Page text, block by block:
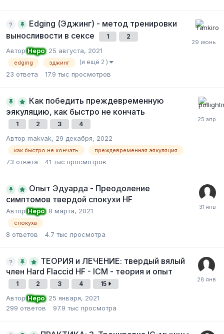
Edging (Эджинг) - метод тренировки
выносливости в сексе
1 2
АвторНеро, 25 августа, 2021
edging эджинг (и ещё 2 )
23 ответа 17.9 тыс просмотров
Как победить преждевременную
эякуляцию, как быстро не кончать
1 2 3 4
Автор makvak, 29 декабря, 2022
как быстро не кончать преждевременная эякуляция
73 ответа 41 тыс просмотров
Опыт Эдуарда - Преодоление
симптомов твердой спокухи HF
АвторНеро, 8 марта, 2021
спокуха
8 ответов 4.7 тыс просмотра
ТЕОРИЯ и ЛЕЧЕНИЕ: твердый вялый
член Hard Flaccid HF - ICM - теория и опыт
1 2 3 4 15
АвторНеро, 25 января, 2021
299 ответов 97.9 тыс просмотра